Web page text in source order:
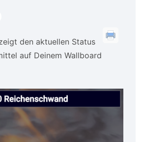
den aktuellen Status
auf Deinem Wallboard